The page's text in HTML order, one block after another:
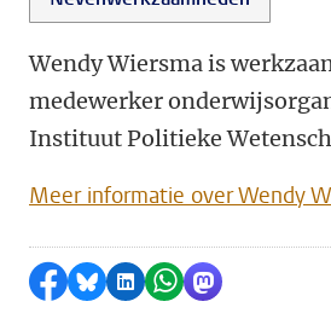
Wendy Wiersma is
medewerker
Instituut Politieke
Meer informatie over Wendy
Delen op Facebook
Delen via Bluesky
Delen op LinkedIn
Delen via
Delen via